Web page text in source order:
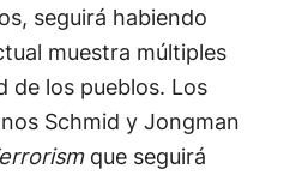
seguirá habiendo
muestra múltiples
de los pueblos. Los
Schmid y Jongman
que seguirá